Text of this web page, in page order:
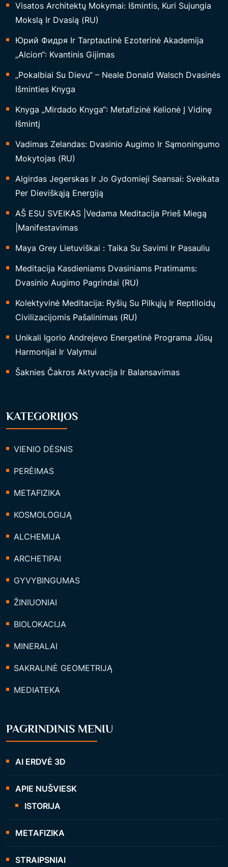
Visatos Architektų Mokymai: Išmintis, Kuri Sujungia
Mokslą Ir Dvasią (RU)
Юрий Фидря Ir Tarptautinė Ezoterinė Akademija
„Alcion“: Kvantinis Gijimas
„Pokalbiai Su Dievu“ – Neale Donald Walsch Dvasinės
Išminties Knyga
Knyga „Mirdado Knyga“: Metafizinė Kelionė Į Vidinę
Išmintį
Vadimas Zelandas: Dvasinio Augimo Ir Sąmoningumo
Mokytojas (RU)
Algirdas Jegerskas Ir Jo Gydomieji Seansai: Sveikata
Per Dieviškąją Energiją
AŠ ESU SVEIKAS |Vedama Meditacija Prieš Miegą
|Manifestavimas
Maya Grey Lietuviškai : Taika Su Savimi Ir Pasauliu
Meditacija Kasdieniams Dvasiniams Pratimams:
Dvasinio Augimo Pagrindai (RU)
Kolektyvinė Meditacija: Ryšių Su Pilkųjų Ir Reptiloidų
Civilizacijomis Pašalinimas (RU)
Unikali Igorio Andrejevo Energetinė Programa Jūsų
Harmonijai Ir Valymui
Šaknies Čakros Aktyvacija Ir Balansavimas
KATEGORIJOS
VIENIO DĖSNIS
PERĖIMAS
METAFIZIKA
KOSMOLOGIJĄ
ALCHEMIJA
ARCHETIPAI
GYVYBINGUMAS
ŽINIUONIAI
BIOLOKACIJA
MINERALAI
SAKRALINĖ GEOMETRIJĄ
MEDIATEKA
PAGRINDINIS MENIU
AI ERDVĖ 3D
APIE NUŠVIESK
ISTORIJA
METAFIZIKA
STRAIPSNIAI